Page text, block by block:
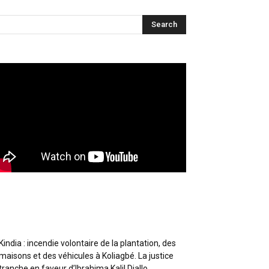
: incendie volontaire de la plantation, des
et des véhicules à Koliagbé. La justice